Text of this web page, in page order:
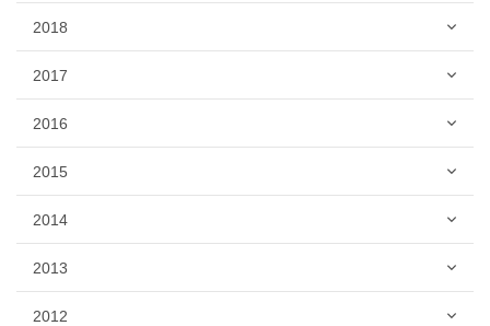
2018
2017
2016
2015
2014
2013
2012